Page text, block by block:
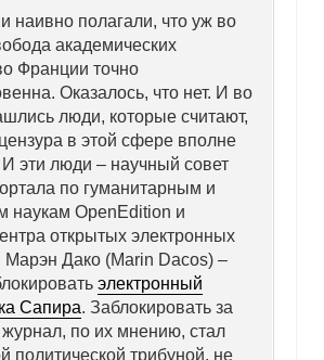
наивно полагали, что уж во
академических
Франции точно
Оказалось, что нет. И во
люди, которые считают,
в этой сфере вполне
эти люди – научный совет
по гуманитарным и
наукам OpenEdition и
открытых электронных
Марэн Дако (Marin Dacos) –
электронный
Сапира. Заблокировать за
журнал, по их мнению, стал
политической трибуной, не